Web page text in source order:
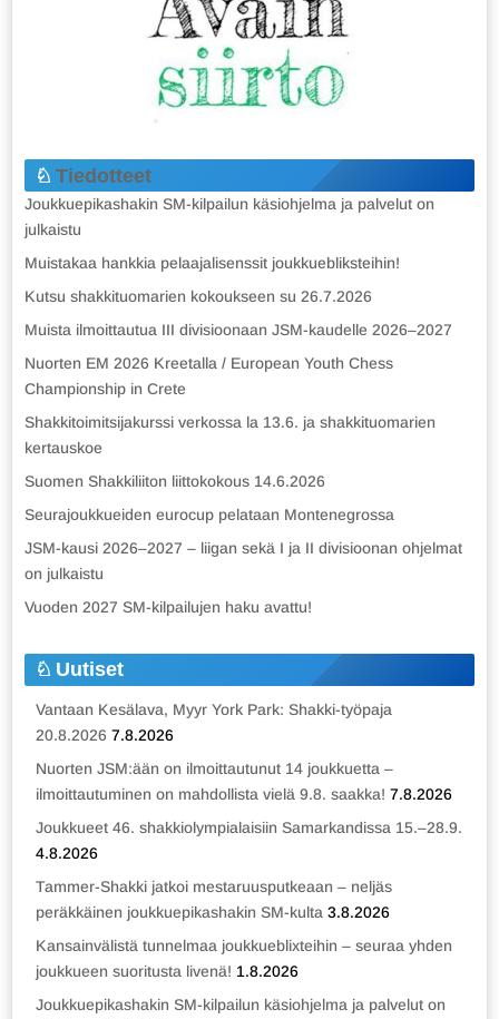
Tiedotteet
Joukkuepikashakin SM-kilpailun käsiohjelma ja palvelut on
julkaistu
Muistakaa hankkia pelaajalisenssit joukkuebliksteihin!
Kutsu shakkituomarien kokoukseen su 26.7.2026
Muista ilmoittautua III divisioonaan JSM-kaudelle 2026–2027
Nuorten EM 2026 Kreetalla / European Youth Chess
Championship in Crete
Shakkitoimitsijakurssi verkossa la 13.6. ja shakkituomarien
kertauskoe
Suomen Shakkiliiton liittokokous 14.6.2026
Seurajoukkueiden eurocup pelataan Montenegrossa
JSM-kausi 2026–2027 – liigan sekä I ja II divisioonan ohjelmat
on julkaistu
Vuoden 2027 SM-kilpailujen haku avattu!
Uutiset
Vantaan Kesälava, Myyr York Park: Shakki-työpaja
20.8.2026 7.8.2026
Nuorten JSM:ään on ilmoittautunut 14 joukkuetta –
ilmoittautuminen on mahdollista vielä 9.8. saakka! 7.8.2026
Joukkueet 46. shakkiolympialaisiin Samarkandissa 15.–28.9.
4.8.2026
Tammer-Shakki jatkoi mestaruusputkeaan – neljäs
peräkkäinen joukkuepikashakin SM-kulta 3.8.2026
Kansainvälistä tunnelmaa joukkueblixteihin – seuraa yhden
joukkueen suoritusta livenä! 1.8.2026
Joukkuepikashakin SM-kilpailun käsiohjelma ja palvelut on